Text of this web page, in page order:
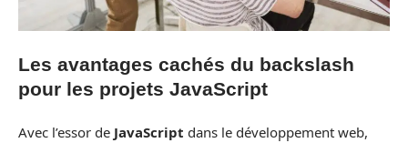
Les avantages cachés du backslash
pour les projets JavaScript
Avec l’essor de JavaScript dans le développement web,